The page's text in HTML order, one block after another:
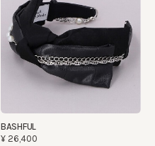
BASHFUL
¥26,400